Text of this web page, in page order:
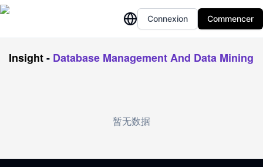
Connexion Commencer
Insight- Database Management And Data Mining
暂无数据